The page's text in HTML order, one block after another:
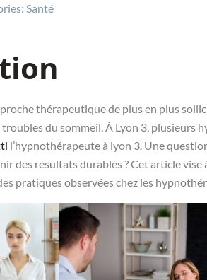
Santé
thérapeutique de plus en plus
du sommeil. À Lyon 3, plusieurs
l’hypnothérapeute à lyon 3. Une
des résultats durables ? Cet article
pratiques observées chez les